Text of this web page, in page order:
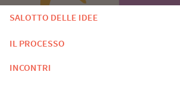
SALOTTO DELLE IDEE
IL PROCESSO
INCONTRI